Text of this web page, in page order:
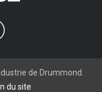
de Drummond.
du site